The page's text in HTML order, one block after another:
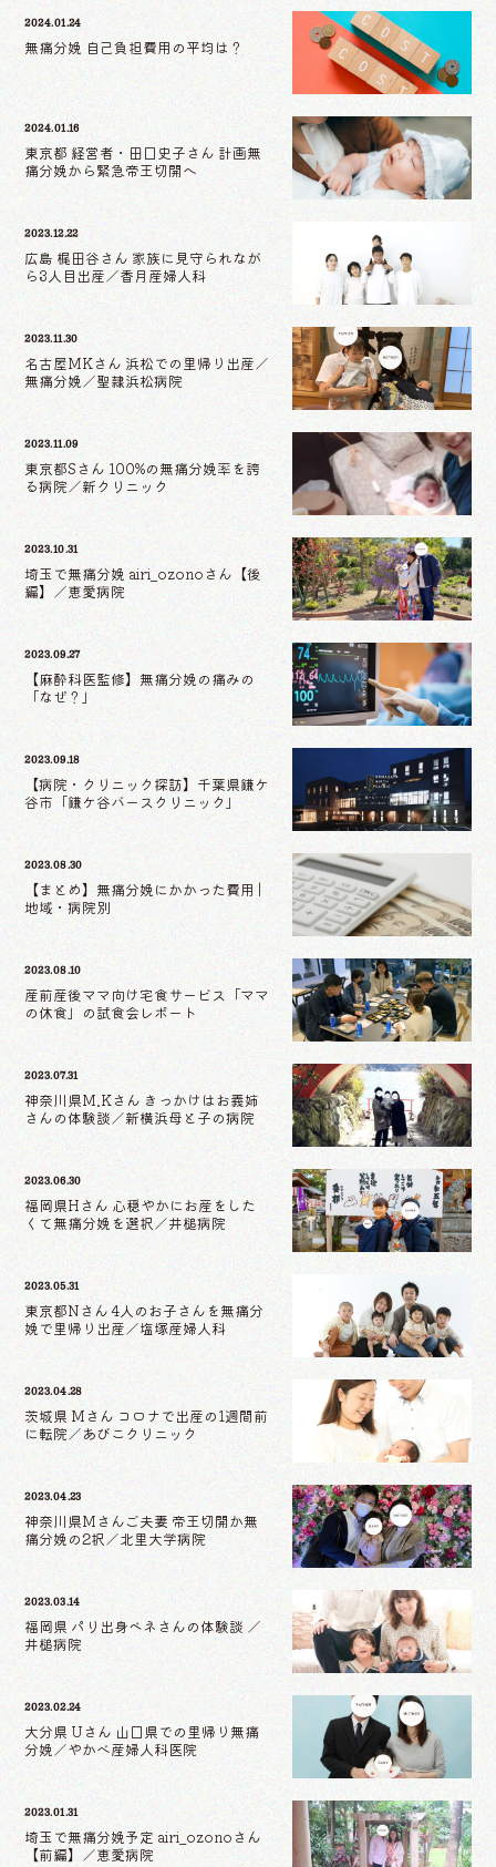
2024.01.24
無痛分娩 自己負担費用の平均は？
2024.01.16
東京都 経営者・田口史子さん 計画無
痛分娩から緊急帝王切開へ
2023.12.22
広島 梶田谷さん 家族に見守られなが
ら3人目出産／香月産婦人科
2023.11.30
名古屋MKさん 浜松での里帰り出産／
無痛分娩／聖隷浜松病院
2023.11.09
東京都Sさん 100%の無痛分娩率を誇
る病院／新クリニック
2023.10.31
埼玉で無痛分娩 airi_ozonoさん【後
編】／恵愛病院
2023.09.27
【麻酔科医監修】無痛分娩の痛みの
「なぜ？」
2023.09.18
【病院・クリニック探訪】千葉県鎌ケ
谷市「鎌ケ谷バースクリニック」
2023.08.30
【まとめ】無痛分娩にかかった費用 |
地域・病院別
2023.08.10
産前産後ママ向け宅食サービス「ママ
の休食」の試食会レポート
2023.07.31
神奈川県M.Kさん きっかけはお義姉
さんの体験談／新横浜母と子の病院
2023.06.30
福岡県Hさん 心穏やかにお産をした
くて無痛分娩を選択／井槌病院
2023.05.31
東京都Nさん 4人のお子さんを無痛分
娩で里帰り出産／塩塚産婦人科
2023.04.28
茨城県 Mさん コロナで出産の1週間前
に転院／あびこクリニック
2023.04.23
神奈川県Mさんご夫妻 帝王切開か無
痛分娩の2択／北里大学病院
2023.03.14
福岡県 パリ出身ベネさんの体験談 ／
井槌病院
2023.02.24
大分県 Uさん 山口県での里帰り無痛
分娩／やかべ産婦人科医院
2023.01.31
埼玉で無痛分娩予定 airi_ozonoさん
【前編】／恵愛病院